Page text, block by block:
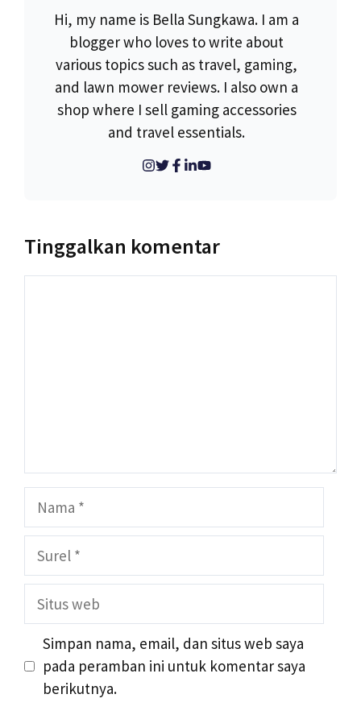
Hi, my name is Bella Sungkawa. I am a
blogger who loves to write about
various topics such as travel, gaming,
and lawn mower reviews. I also own a
shop where I sell gaming accessories
and travel essentials.
Tinggalkan komentar
Nama
Surel
Situs
Simpan nama, email, dan situs web saya
pada peramban ini untuk komentar saya
berikutnya.